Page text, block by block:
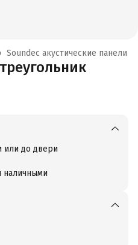
Soundec акустические панели
›
или до двери
наличными